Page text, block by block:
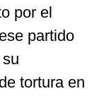
por el
partido
tortura en